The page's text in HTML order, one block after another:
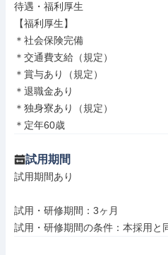
待遇・福利厚生
【福利厚生】
＊社会保険完備
＊交通費支給（規定）
＊賞与あり（規定）
＊退職金あり
＊独身寮あり（規定）
＊定年60歳
試用期間
試用期間あり
試用・研修期間：3ヶ月